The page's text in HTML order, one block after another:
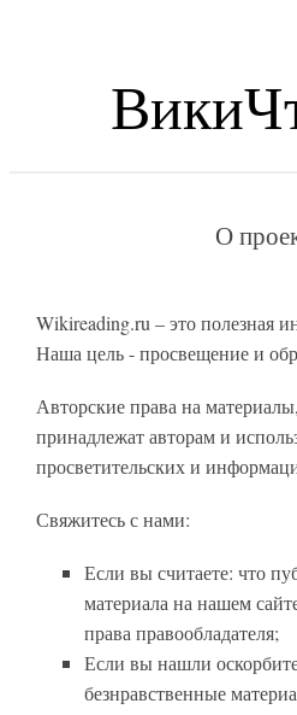
О
Wikireading.ru – это полезная
Наша цель - просвещение и
Авторские права на
принадлежат авторам и
просветительских и
Свяжитесь с нами:
Если вы считаете: что
материала на нашем
права правообладателя;
Если вы нашли
безнравственные